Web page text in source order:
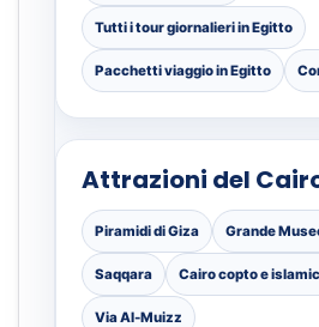
Tutti i tour giornalieri in Egitto
Pacchetti viaggio in Egitto
Attrazioni del
Piramidi di Giza Grande
Saqqara Cairo copto e
Via Al-Muizz